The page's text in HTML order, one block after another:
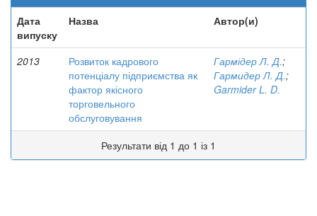
Дата
випуску
Назва Автор(и)
2013
Розвиток кадрового
потенціалу підприємства як
фактор якісного
торговельного
обслуговування
Гармідер Л. Д.;
Гармидер Л. Д.;
Garmider L. D.
Результати від 1 до 1 із 1